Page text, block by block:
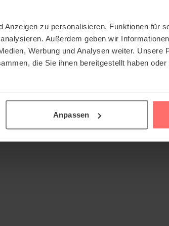
Anzeigen zu personalisieren, Funktionen für
Außerdem geben wir
Werbung und Analysen weiter. Unsere
die Sie ihnen bereitgestellt haben
Anpassen